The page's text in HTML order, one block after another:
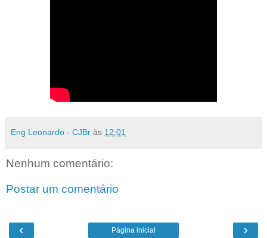
Eng Leonardo - CJBr às 12:01
Nenhum comentário:
Postar um comentário
‹ ›
Página inicial